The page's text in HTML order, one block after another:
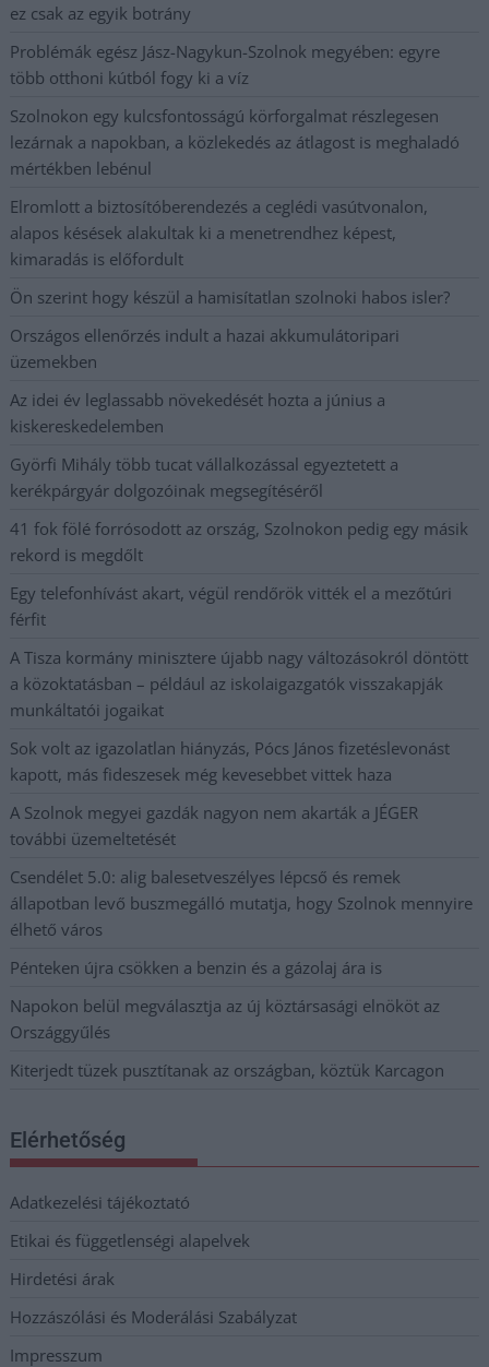
ez csak az egyik botrány
Problémák egész Jász-Nagykun-Szolnok megyében: egyre
több otthoni kútból fogy ki a víz
Szolnokon egy kulcsfontosságú körforgalmat részlegesen
lezárnak a napokban, a közlekedés az átlagost is meghaladó
mértékben lebénul
Elromlott a biztosítóberendezés a ceglédi vasútvonalon,
alapos késések alakultak ki a menetrendhez képest,
kimaradás is előfordult
Ön szerint hogy készül a hamisítatlan szolnoki habos isler?
Országos ellenőrzés indult a hazai akkumulátoripari
üzemekben
Az idei év leglassabb növekedését hozta a június a
kiskereskedelemben
Györfi Mihály több tucat vállalkozással egyeztetett a
kerékpárgyár dolgozóinak megsegítéséről
41 fok fölé forrósodott az ország, Szolnokon pedig egy másik
rekord is megdőlt
Egy telefonhívást akart, végül rendőrök vitték el a mezőtúri
férfit
A Tisza kormány minisztere újabb nagy változásokról döntött
a közoktatásban – például az iskolaigazgatók visszakapják
munkáltatói jogaikat
Sok volt az igazolatlan hiányzás, Pócs János fizetéslevonást
kapott, más fideszesek még kevesebbet vittek haza
A Szolnok megyei gazdák nagyon nem akarták a JÉGER
további üzemeltetését
Csendélet 5.0: alig balesetveszélyes lépcső és remek
állapotban levő buszmegálló mutatja, hogy Szolnok mennyire
élhető város
Pénteken újra csökken a benzin és a gázolaj ára is
Napokon belül megválasztja az új köztársasági elnököt az
Országgyűlés
Kiterjedt tüzek pusztítanak az országban, köztük Karcagon
Elérhetőség
Adatkezelési tájékoztató
Etikai és függetlenségi alapelvek
Hirdetési árak
Hozzászólási és Moderálási Szabályzat
Impresszum